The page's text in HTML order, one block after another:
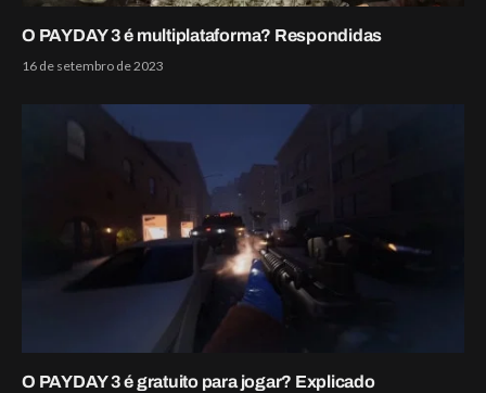
O PAYDAY 3 é multiplataforma? Respondidas
16 de setembro de 2023
O PAYDAY 3 é gratuito para jogar? Explicado